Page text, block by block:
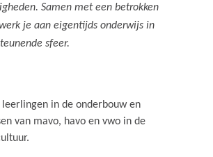
Samen met een betrokken
je aan eigentijds onderwijs in
sfeer.
leerlingen in de onderbouw en
van mavo, havo en vwo in de